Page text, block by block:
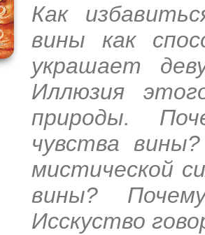
Как
вины как
украшает
Иллюзия
природы.
чувства
мистической
вины?
Исскуство